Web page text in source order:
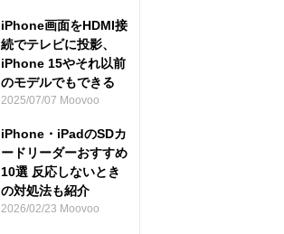
iPhone画面をHDMI接
続でテレビに投影、
iPhone 15やそれ以前
のモデルでもできる
2025/07/07 Moovoo
iPhone・iPadのSDカ
ードリーダーおすすめ
10選 反応しないとき
の対処法も紹介
2026/02/23 Moovoo